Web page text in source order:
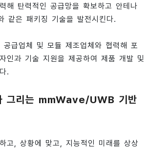
해 탄력적인 공급망을 확보하고 안테나
같은 패키징 기술을 발전시킨다.
급업체 및 모듈 제조업체와 협력해 포
인과 기술 지원을 제공하여 제품 개발 및
.
리는 mmWave/UWB 기반
고, 상황에 맞고, 지능적인 미래를 상상